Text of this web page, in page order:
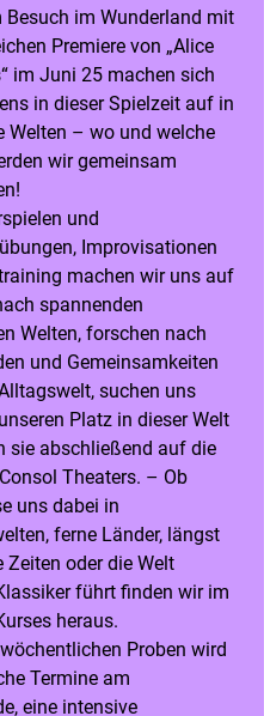
Besuch im Wunderland mit
Premiere von „Alice
im Juni 25 machen sich
in dieser Spielzeit auf in
Welten – wo und welche
wir gemeinsam
und
Improvisationen
machen wir uns auf
spannenden
Welten, forschen nach
und Gemeinsamkeiten
suchen uns
Platz in dieser Welt
sie abschließend auf die
Theaters. – Ob
uns dabei in
ferne Länder, längst
Zeiten oder die Welt
führt finden wir im
heraus.
Proben wird
Termine am
eine intensive